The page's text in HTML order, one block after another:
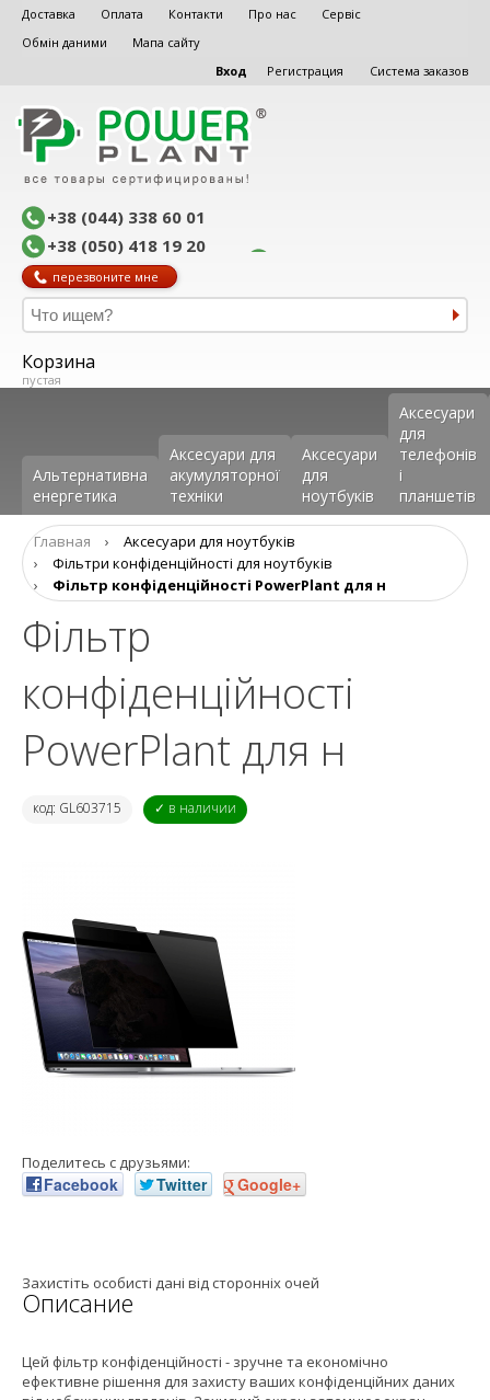
Доставка Оплата Контакти Про нас
Сервіс
Обмін даними
Мапа сайту
Вход
Регистрация Система заказов
+38 (044) 338 60 01
+38 (050) 418 19 20
перезвоните мне
Корзина
пустая
Альтернативна
енергетика
Аксесуари для
акумуляторної
техніки
Аксесуари
для
ноутбуків
Аксеcуари
для
телефонів
і
планшетів
Главная ›
Аксесуари для ноутбуків
›
Фільтри конфіденційності для ноутбуків
›
Фільтр конфіденційності PowerPlant для н
Фільтр
конфіденційності
PowerPlant для н
код: GL603715 ✓ в наличии
Поделитесь с друзьями:
Facebook Twitter Google+
Описание
Захистіть особисті дані від сторонніх очей
Цей фільтр конфіденційності - зручне та економічно
ефективне рішення для захисту ваших конфіденційних даних